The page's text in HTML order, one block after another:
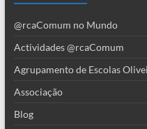
@rcaComum no Mundo
Actividades @rcaComum
Agrupamento de Escolas
Associação
Blog